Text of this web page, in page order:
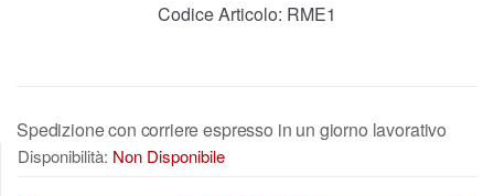
Codice Articolo: RME1
Spedizione con corriere espresso in un giorno lavorativo
Disponibilità: Non Disponibile